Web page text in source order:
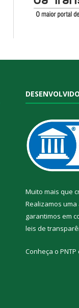
Muito mais que
Realizamos uma
garantimos em
leis de
Conheça o PNTP